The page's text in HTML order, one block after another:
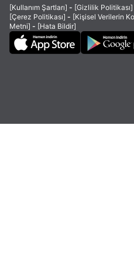
[Kullanım Şartları] - [Gizlilik Politikası]
[Çerez Politikası] - [Kişisel Verilerin
Metni] - [Hata Bildir]